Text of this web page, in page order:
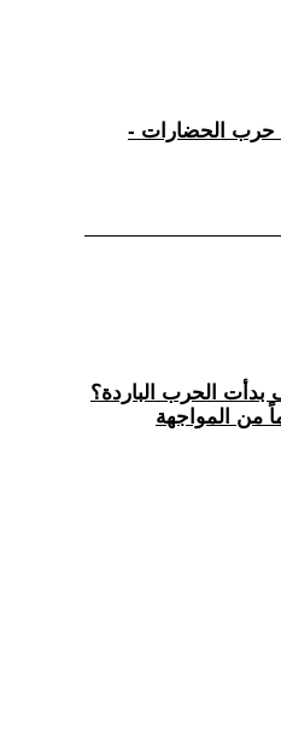
حرب الحضارات -
بدأت الحرب الباردة؟
من المواجهة